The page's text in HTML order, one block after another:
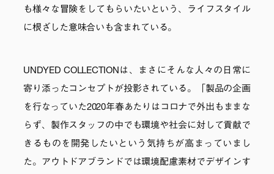
も様々な冒険をしてもらいたいという、ライフスタイル
に根ざした意味合いも含まれている。
UNDYED COLLECTIONは、まさにそんな人々の日常に
寄り添ったコンセプトが投影されている。「製品の企画
を行なっていた2020年春あたりはコロナで外出もままな
らず、製作スタッフの中でも環境や社会に対して貢献で
きるものを開発したいという気持ちが高まっていまし
た。アウトドアブランドでは環境配慮素材でデザインす